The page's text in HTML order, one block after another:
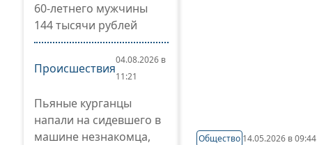
60-летнего мужчины
144 тысячи рублей
Происшествия
04.08.2026 в
11:21
Пьяные курганцы
напали на сидевшего в
машине незнакомца,
Общество 14.05.2026 в 09:44